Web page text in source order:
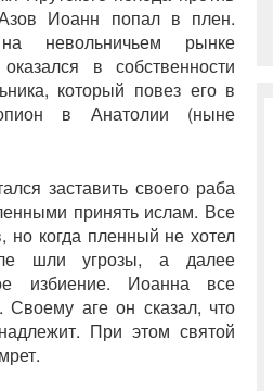
Иоанн попал в плен.
невольничьем рынке
в собственности
который повез его в
в Анатолии (ныне
заставить своего раба
принять ислам. Все
но когда пленный не хотел
шли угрозы, а далее
избиение. Иоанна все
Своему аге он сказал, что
При этом святой